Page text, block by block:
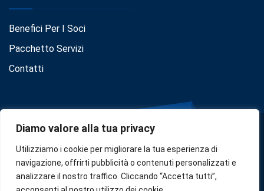
Diamo valore alla tua privacy
Utilizziamo i cookie per migliorare la tua esperienza di
navigazione, offrirti pubblicità o contenuti personalizzati e
analizzare il nostro traffico. Cliccando “Accetta tutti”,
Benefici Per I Soci
Pacchetto Servizi
Contatti
Privacy•Cookie Policy•Disclaimer